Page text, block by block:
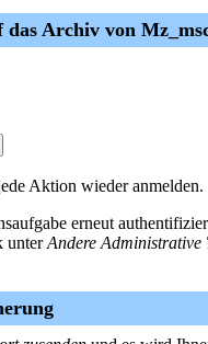
Archiv von
Aktion wieder anmelden.
erneut
unterAndere Administrative